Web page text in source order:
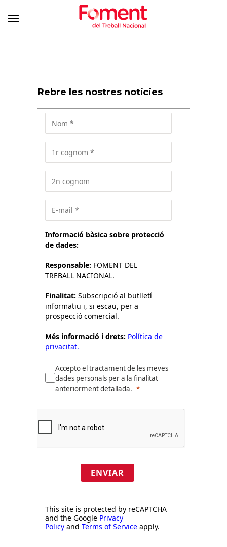
Rebre les nostres notícies
Informació bàsica sobre protecció
de dades:
Responsable: FOMENT DEL
TREBALL NACIONAL.
Finalitat: Subscripció al butlletí
informatiu i, si escau, per a
prospecció comercial.
Més informació i drets: Política de
privacitat.
Accepto el tractament de les meves
dades personals per a la finalitat
anteriorment detallada.
ENVIAR
This site is protected by reCAPTCHA
and the Google Privacy
Policy and Terms of Service apply.